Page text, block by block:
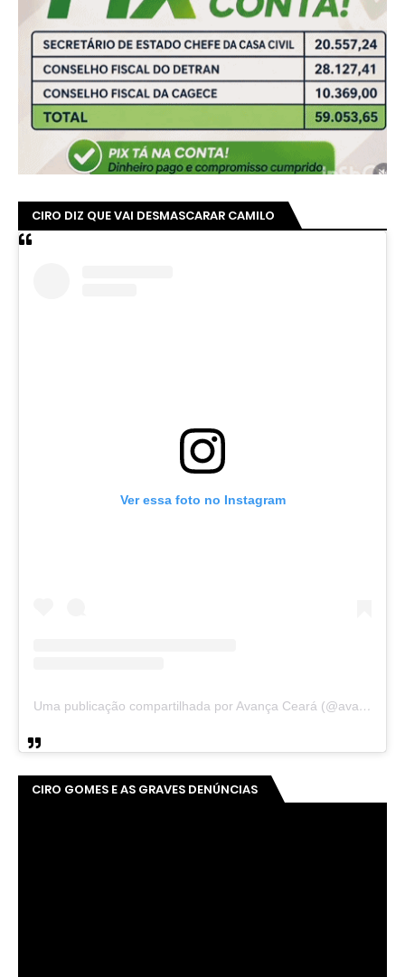
CIRO DIZ QUE VAI DESMASCARAR CAMILO
Ver essa foto no Instagram
Uma publicação compartilhada por Avança Ceará (@avancaceara)
CIRO GOMES E AS GRAVES DENÚNCIAS